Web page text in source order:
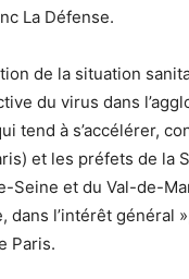
La Défense.
de la situation
du virus dans
tend à s’accélérer,
et les préfets de la
Seine et du Val-de-
dans l’intérêt général
Paris.